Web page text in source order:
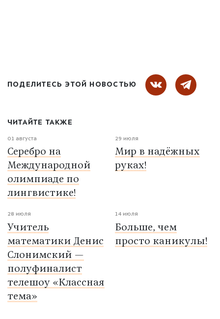
ПОДЕЛИТЕСЬ ЭТОЙ НОВОСТЬЮ
ЧИТАЙТЕ ТАКЖЕ
01 августа
Серебро на
Международной
олимпиаде по
лингвистике!
29 июля
Мир в надёжных
руках!
28 июля
Учитель
математики Денис
Слонимский —
полуфиналист
телешоу «Классная
тема»
14 июля
Больше, чем
просто каникулы!